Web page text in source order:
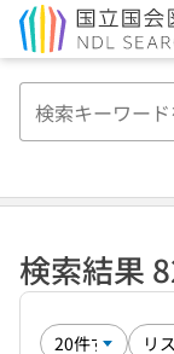
検索結果